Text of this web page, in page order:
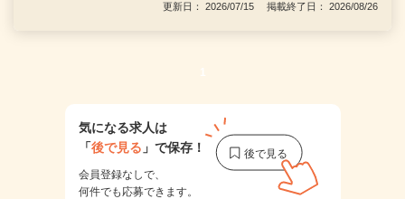
更新日： 2026/07/15 掲載終了日： 2026/08/26
1
気になる求人は
「後で見る 」で保存！
会員登録なしで、
何件でも応募できます。